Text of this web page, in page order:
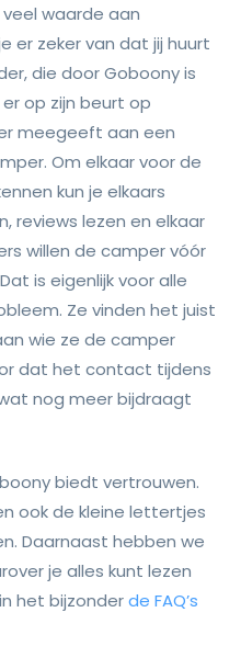
waarde aan
er zeker van dat jij huurt
die door Goboony is
op zijn beurt op
meegeeft aan een
Om elkaar voor de
kun je elkaars
reviews lezen en elkaar
willen de camper vóór
is eigenlijk voor alle
Ze vinden het juist
wie ze de camper
dat het contact tijdens
nog meer bijdraagt
biedt vertrouwen.
ook de kleine lettertjes
Daarnaast hebben we
je alles kunt lezen
het bijzonderde FAQ’s